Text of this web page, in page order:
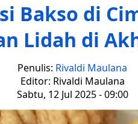
Bakso di
Lidah di
Penulis: Rivaldi Maulana
Editor: Rivaldi Maulana
Sabtu, 12 Jul 2025 - 09:00